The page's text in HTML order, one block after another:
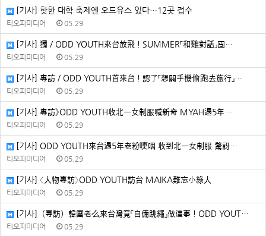
[기사] 핫한 대학 축제엔 오드유스 있다…12곳 접수
티오피미디어 05.29
[기사] 獨／ODD YOUTH來台放飛！SUMMER「和雞對話」團…
티오피미디어 05.29
[기사] 專訪／ODD YOUTH首來台！認了「想關手機偷跑去旅行」…
티오피미디어 05.29
[기사] 專訪》ODD YOUTH收北一女制服喊新奇 MYAH遇5年…
티오피미디어 05.29
[기사] ODD YOUTH來台遇5年老粉哽咽 收到北一女制服 驚訝…
티오피미디어 05.29
[기사] 〈人物專訪〉ODD YOUTH訪台 MAIKA難忘小綠人
티오피미디어 05.29
[기사]（專訪）韓團老么來台灣竟「自備跳繩」做這事！ODD YOUT…
티오피미디어 05.29